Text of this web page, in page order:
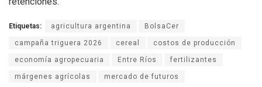
Etiquetas: agricultura argentina BolsaCer
campaña triguera 2026 cereal costos de producción
economía agropecuaria Entre Ríos fertilizantes
márgenes agrícolas mercado de futuros